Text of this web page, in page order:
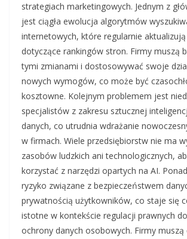
strategiach marketingowych. Jednym z
jest ciągła ewolucja algorytmów
internetowych, które regularnie
dotyczące rankingów stron. Firmy muszą
tymi zmianami i dostosowywać swoje
nowych wymogów, co może być
kosztowne. Kolejnym problemem jest
specjalistów z zakresu sztucznej
danych, co utrudnia wdrażanie
w firmach. Wiele przedsiębiorstw nie ma
zasobów ludzkich ani technologicznych,
korzystać z narzędzi opartych na AI.
ryzyko związane z bezpieczeństwem
prywatnością użytkowników, co staje się
istotne w kontekście regulacji prawnych
ochrony danych osobowych. Firmy